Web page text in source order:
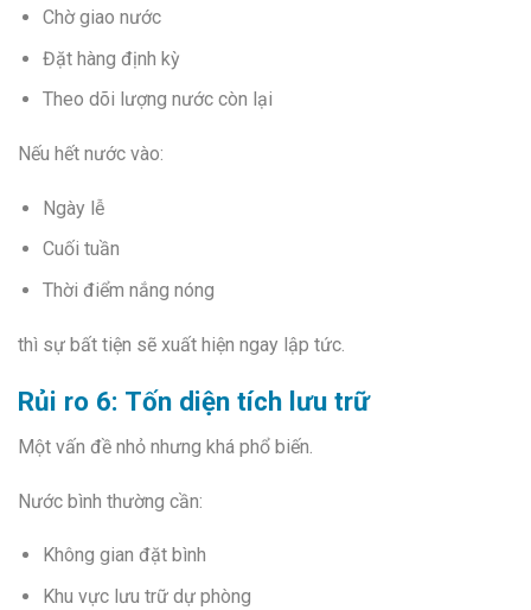
Chờ giao nước
Đặt hàng định kỳ
Theo dõi lượng nước còn lại
Nếu hết nước vào:
Ngày lễ
Cuối tuần
Thời điểm nắng nóng
thì sự bất tiện sẽ xuất hiện ngay lập tức.
Rủi ro 6: Tốn diện tích lưu trữ
Một vấn đề nhỏ nhưng khá phổ biến.
Nước bình thường cần:
Không gian đặt bình
Khu vực lưu trữ dự phòng